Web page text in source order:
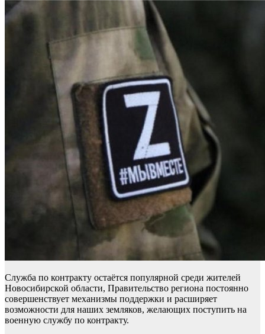
Служба по контракту остаётся популярной среди жителей
Новосибирской области, Правительство региона постоянно
совершенствует механизмы поддержки и расширяет
возможности для наших земляков, желающих поступить на
военную службу по контракту.